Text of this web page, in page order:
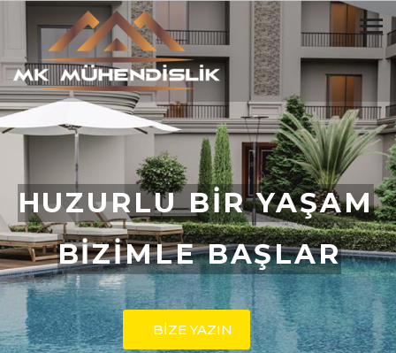
BİZİMLE BAŞLAR
BİZE YAZIN
HUZURLU BİR YAŞAM